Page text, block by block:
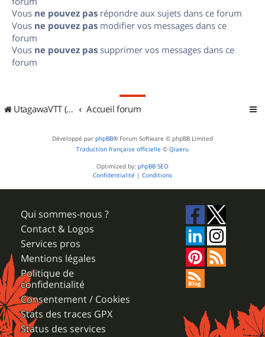
Vous ne pouvez pas répondre aux sujets dans ce forum
Vous ne pouvez pas modifier vos messages dans ce
forum
Vous ne pouvez pas supprimer vos messages dans ce
forum
UtagawaVTT (Randos VTT et VTTAE avec traces GPS) Accueil forum
Développé par phpBB® Forum Software © phpBB Limited
Traduction française officielle © Qiaeru
Optimized by: phpBB SEO
Confidentialité | Conditions
Qui sommes-nous ?
Contact & Logos
Services pros
Mentions légales
Politique de
confidentialité
Consentement / Cookies
Stats des traces GPX
Status des services